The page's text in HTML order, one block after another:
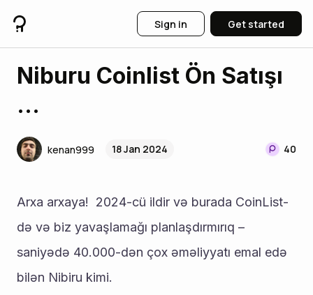
Sign in Get started
Niburu Coinlist Ön Satışı
...
kenan999 18 Jan 2024 40
Arxa arxaya!  2024-cü ildir və burada CoinList-
də və biz yavaşlamağı planlaşdırmırıq –
saniyədə 40.000-dən çox əməliyyatı emal edə
bilən Nibiru kimi.